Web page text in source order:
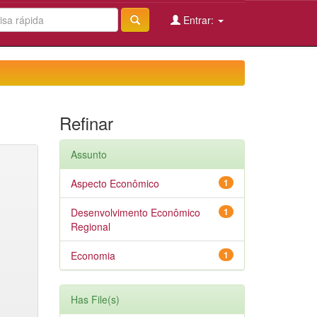
Entrar:
Refinar
Assunto
1
Aspecto Econômico
1
Desenvolvimento Econômico
Regional
1
Economia
Has File(s)